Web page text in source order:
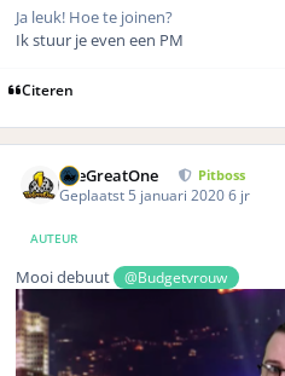
Ja leuk! Hoe te joinen?
Ik stuur je even een PM
Citeren
TheGreatOne Pitboss
Geplaatst 5 januari 20206 jr
AUTEUR
Mooi debuut @Budgetvrouw